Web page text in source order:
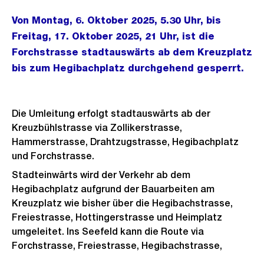
Von Montag, 6. Oktober 2025, 5.30 Uhr, bis
Freitag, 17. Oktober 2025, 21 Uhr, ist die
Forchstrasse stadtauswärts ab dem Kreuzplatz
bis zum Hegibachplatz durchgehend gesperrt.
Die Umleitung erfolgt stadtauswärts ab der
Kreuzbühlstrasse via Zollikerstrasse,
Hammerstrasse, Drahtzugstrasse, Hegibachplatz
und Forchstrasse.
Stadteinwärts wird der Verkehr ab dem
Hegibachplatz aufgrund der Bauarbeiten am
Kreuzplatz wie bisher über die Hegibachstrasse,
Freiestrasse, Hottingerstrasse und Heimplatz
umgeleitet. Ins Seefeld kann die Route via
Forchstrasse, Freiestrasse, Hegibachstrasse,